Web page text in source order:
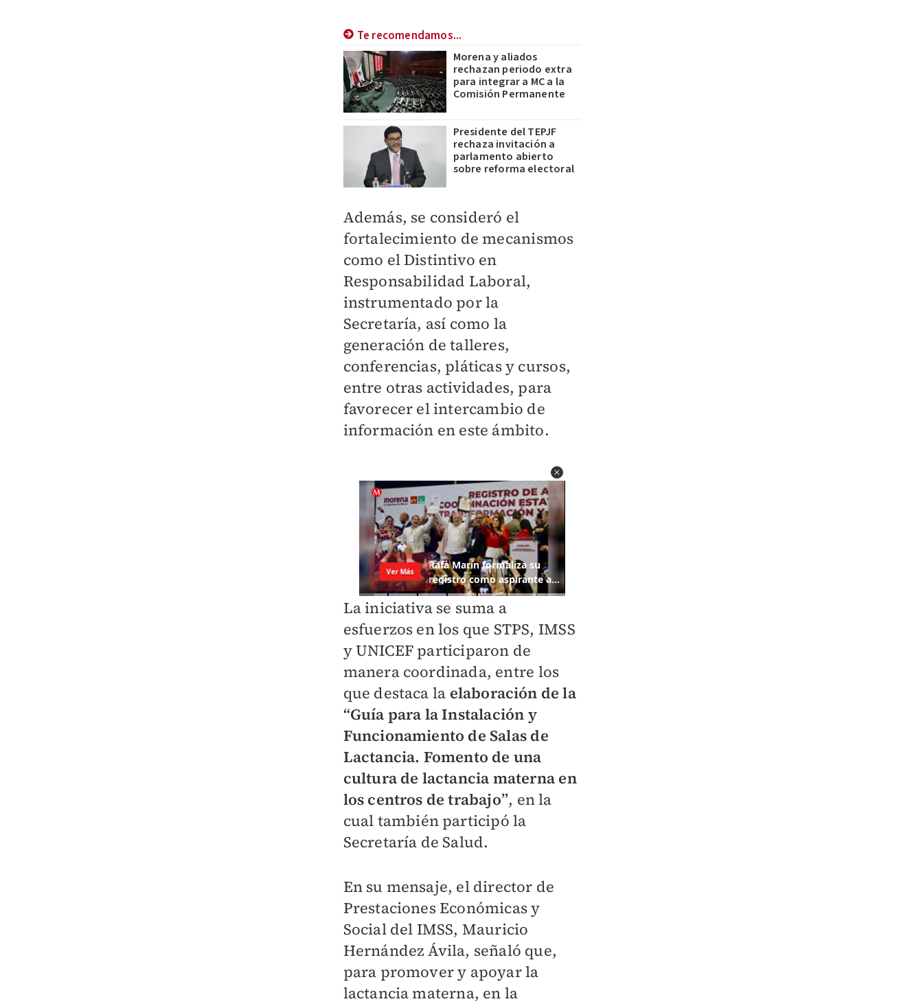
Te recomendamos...
Morena y aliados
rechazan periodo extra
para integrar a MC a la
Comisión Permanente
Presidente del TEPJF
rechaza invitación a
parlamento abierto
sobre reforma electoral
Además, se consideró el
fortalecimiento de mecanismos
como el Distintivo en
Responsabilidad Laboral,
instrumentado por la
Secretaría, así como la
generación de talleres,
conferencias, pláticas y cursos,
entre otras actividades, para
favorecer el intercambio de
información en este ámbito.
La iniciativa se suma a
esfuerzos en los que STPS, IMSS
y UNICEF participaron de
manera coordinada, entre los
que destaca la elaboración de la
“Guía para la Instalación y
Funcionamiento de Salas de
Lactancia. Fomento de una
cultura de lactancia materna en
los centros de trabajo”, en la
cual también participó la
Secretaría de Salud.
En su mensaje, el director de
Prestaciones Económicas y
Social del IMSS, Mauricio
Hernández Ávila, señaló que,
para promover y apoyar la
lactancia materna, en la